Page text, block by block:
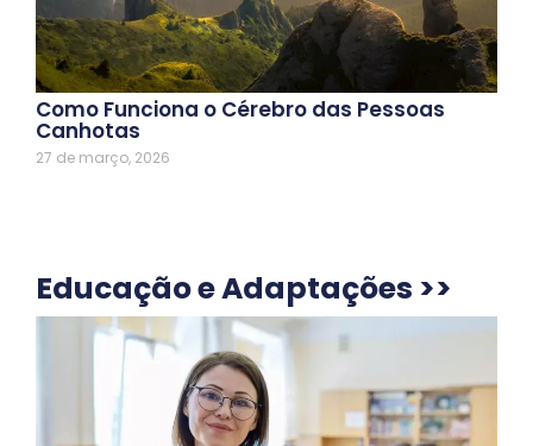
Como Funciona o Cérebro das Pessoas
Canhotas
27 de março, 2026
Educação e Adaptações >>